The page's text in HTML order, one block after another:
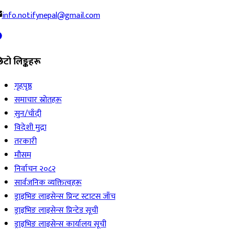
info.notifynepal@gmail.com
लिङ्कहरू
गृहपृष्ठ
समाचार स्रोतहरू
सुन/चाँदी
विदेशी मुद्रा
तरकारी
मौसम
निर्वाचन २०८२
सार्वजनिक व्यक्तित्वहरू
ड्राइभिङ लाइसेन्स प्रिन्ट स्टाटस जाँच
ड्राइभिङ लाइसेन्स प्रिन्टेड सूची
ड्राइभिङ लाइसेन्स कार्यालय सूची